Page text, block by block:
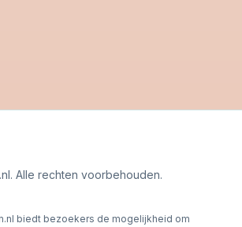
Alle rechten voorbehouden.
biedt bezoekers de mogelijkheid om